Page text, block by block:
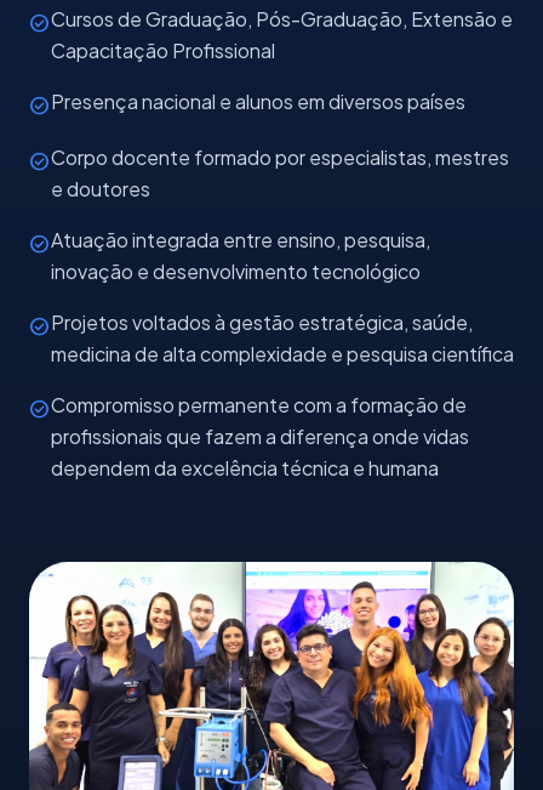
check_circleCursos de Graduação, Pós-Graduação, Extensão e
Capacitação Profissional
check_circlePresença nacional e alunos em diversos países
check_circleCorpo docente formado por especialistas, mestres
e doutores
check_circleAtuação integrada entre ensino, pesquisa,
inovação e desenvolvimento tecnológico
check_circleProjetos voltados à gestão estratégica, saúde,
medicina de alta complexidade e pesquisa científica
check_circleCompromisso permanente com a formação de
profissionais que fazem a diferença onde vidas
dependem da excelência técnica e humana